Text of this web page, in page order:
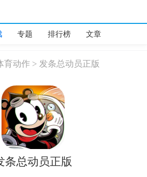
专题 排行榜 文章
育动作 > 发条总动员正版
条总动员正版